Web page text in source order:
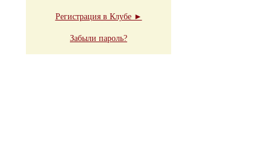
Регистрация в Клубе ►
Забыли пароль?